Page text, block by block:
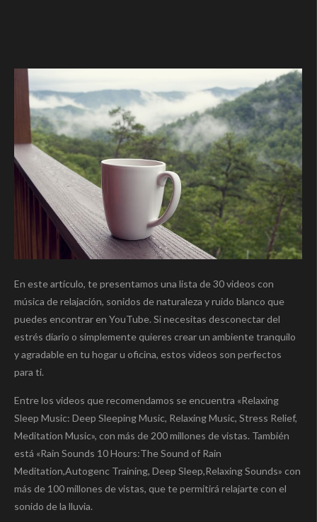
En este artículo, te presentamos una lista de 30 videos con
música de relajación, sonidos de naturaleza y ruido blanco que
puedes encontrar en YouTube. Si necesitas desconectar del
estrés diario o simplemente quieres crear un ambiente tranquilo
y agradable en tu hogar u oficina, estos videos son perfectos
para ti.
Entre los videos que recomendamos se encuentra «Relaxing
Sleep Music: Deep Sleeping Music, Relaxing Music, Stress Relief,
Meditation Music», con más de 200 millones de vistas. También
está «Rain Sounds 10 Hours:The Sound of Rain
Meditation,Autogenc Training, Deep Sleep,Relaxing Sounds» con
más de 100 millones de vistas, que te permitirá relajarte con el
sonido de la lluvia.